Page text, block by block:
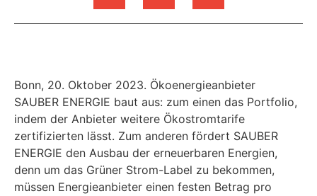
Bonn, 20. Oktober 2023. Ökoenergieanbieter
SAUBER ENERGIE baut aus: zum einen das Portfolio,
indem der Anbieter weitere Ökostromtarife
zertifizierten lässt. Zum anderen fördert SAUBER
ENERGIE den Ausbau der erneuerbaren Energien,
denn um das Grüner Strom-Label zu bekommen,
müssen Energieanbieter einen festen Betrag pro